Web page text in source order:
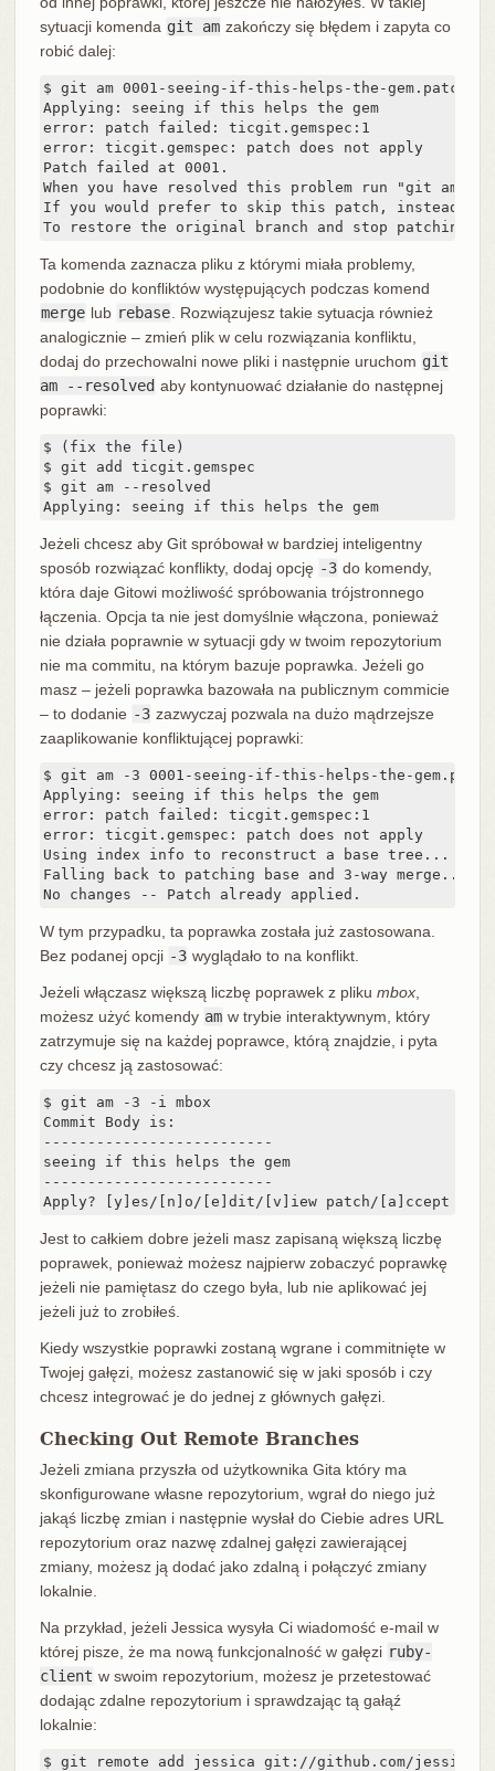
sytuacji komenda git am zakończy się błędem i zapyta co
robić dalej:
$ git am 0001-seeing-if-this-helps-the-gem.patch
Applying: seeing if this helps the gem
error: patch failed: ticgit.gemspec:1
error: ticgit.gemspec: patch does not apply
Patch failed at 0001.
When you have resolved this problem run "git am --
If you would prefer to skip this patch, instead
To restore the original branch and stop patching
Ta komenda zaznacza pliku z którymi miała problemy,
podobnie do konfliktów występujących podczas komend
merge lub rebase . Rozwiązujesz takie sytuacja również
analogicznie – zmień plik w celu rozwiązania konfliktu,
dodaj do przechowalni nowe pliki i następnie uruchom git
am --resolved aby kontynuować działanie do następnej
poprawki:
$ (fix the file)
$ git add ticgit.gemspec
$ git am --resolved
Applying: seeing if this helps the gem
Jeżeli chcesz aby Git spróbował w bardziej inteligentny
sposób rozwiązać konflikty, dodaj opcję -3 do komendy,
która daje Gitowi możliwość spróbowania trójstronnego
łączenia. Opcja ta nie jest domyślnie włączona, ponieważ
nie działa poprawnie w sytuacji gdy w twoim repozytorium
nie ma commitu, na którym bazuje poprawka. Jeżeli go
masz – jeżeli poprawka bazowała na publicznym commicie
– to dodanie -3 zazwyczaj pozwala na dużo mądrzejsze
zaaplikowanie konfliktującej poprawki:
$ git am -3 0001-seeing-if-this-helps-the-gem.patch
Applying: seeing if this helps the gem
error: patch failed: ticgit.gemspec:1
error: ticgit.gemspec: patch does not apply
Using index info to reconstruct a base tree...
Falling back to patching base and 3-way merge...
No changes -- Patch already applied.
W tym przypadku, ta poprawka została już zastosowana.
Bez podanej opcji -3 wyglądało to na konflikt.
Jeżeli włączasz większą liczbę poprawek z pliku mbox,
możesz użyć komendy am w trybie interaktywnym, który
zatrzymuje się na każdej poprawce, którą znajdzie, i pyta
czy chcesz ją zastosować:
$ git am -3 -i mbox
Commit Body is:
--------------------------
seeing if this helps the gem
--------------------------
Apply? [y]es/[n]o/[e]dit/[v]iew patch/[a]ccept all
Jest to całkiem dobre jeżeli masz zapisaną większą liczbę
poprawek, ponieważ możesz najpierw zobaczyć poprawkę
jeżeli nie pamiętasz do czego była, lub nie aplikować jej
jeżeli już to zrobiłeś.
Kiedy wszystkie poprawki zostaną wgrane i commitnięte w
Twojej gałęzi, możesz zastanowić się w jaki sposób i czy
chcesz integrować je do jednej z głównych gałęzi.
Checking Out Remote Branches
Jeżeli zmiana przyszła od użytkownika Gita który ma
skonfigurowane własne repozytorium, wgrał do niego już
jakąś liczbę zmian i następnie wysłał do Ciebie adres URL
repozytorium oraz nazwę zdalnej gałęzi zawierającej
zmiany, możesz ją dodać jako zdalną i połączyć zmiany
lokalnie.
Na przykład, jeżeli Jessica wysyła Ci wiadomość e-mail w
której pisze, że ma nową funkcjonalność w gałęzi ruby-
client w swoim repozytorium, możesz je przetestować
dodając zdalne repozytorium i sprawdzając tą gałąź
lokalnie:
$ git remote add jessica git://github.com/jessica/